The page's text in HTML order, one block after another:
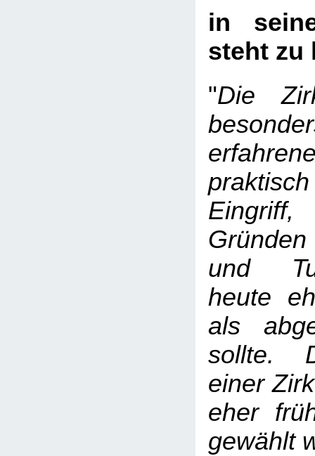
in
steht zu
"Die
und
heute
als
sollte.
einer
eher
gewählt